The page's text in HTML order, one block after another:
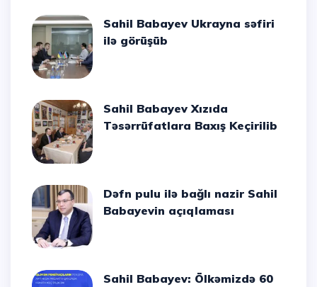
Sahil Babayev Ukrayna səfiri
ilə görüşüb
Sahil Babayev Xızıda
Təsərrüfatlara Baxış Keçirilib
Dəfn pulu ilə bağlı nazir Sahil
Babayevin açıqlaması
Sahil Babayev: Ölkəmizdə 60